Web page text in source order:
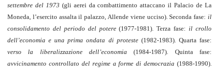
settembre del 1973 (gli aerei da combattimento attaccano il Palacio de La
Moneda, l’esercito assalta il palazzo, Allende viene ucciso). Seconda fase: il
consolidamento del periodo del potere(1977-1981). Terza fase:il crollo
dell’economia e una prima ondata di proteste(1982-1983). Quarta fase:
verso la liberalizzazione dell’economia (1984-1987). Quinta fase:
avvicinamento controllato del regime a forme di democrazia (1988-1990).